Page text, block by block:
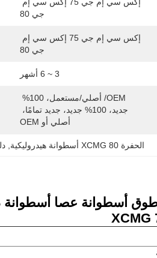
جي 80
جي 80
3 ~ 6 أشهر
أصلي أو OEM
الحفرة XCMG 80 أسطوانة هيدروليكية ,
طوق أسطوانة عصا أسطوانة